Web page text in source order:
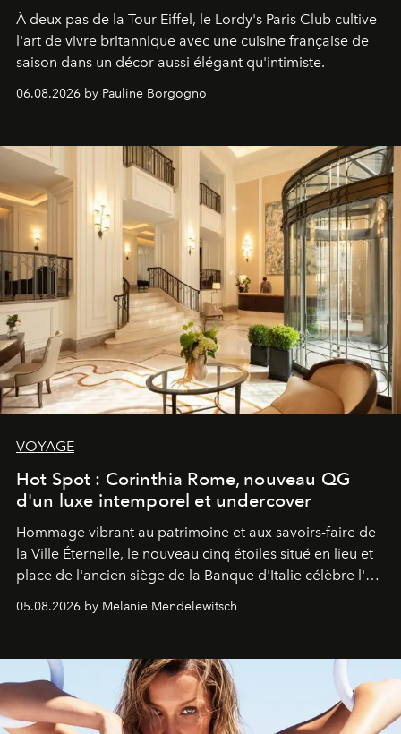
À deux pas de la Tour Eiffel, le Lordy's Paris Club cultive
l'art de vivre britannique avec une cuisine française de
saison dans un décor aussi élégant qu'intimiste.
06.08.2026 by Pauline Borgogno
VOYAGE
Hot Spot : Corinthia Rome, nouveau QG
d'un luxe intemporel et undercover
Hommage vibrant au patrimoine et aux savoirs-faire de
la Ville Éternelle, le nouveau cinq étoiles situé en lieu et
place de l'ancien siège de la Banque d'Italie célèbre l'art
de vivre Romain dans toute son élégance intemporelle.
05.08.2026 by Melanie Mendelewitsch